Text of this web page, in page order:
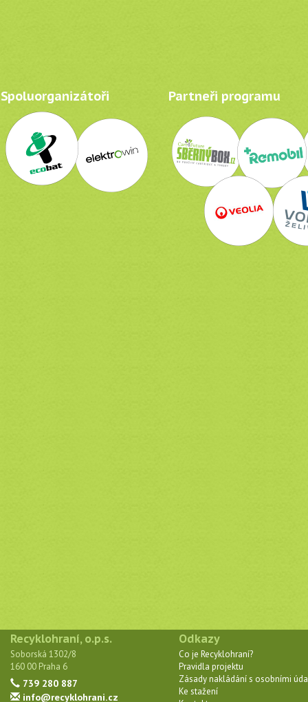
Spoluorganizátoři Partneři programu
Recyklohraní, o.p.s.
Soborská 1302/8
160 00 Praha 6
739 280 887
info@recyklohrani.cz
Odkazy
Co je Recyklohraní?
Pravidla projektu
Zásady nakládání s osobními
Ke stažení